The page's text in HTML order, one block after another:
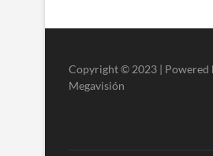
Copyright © 2023 | Powered
Megavisión